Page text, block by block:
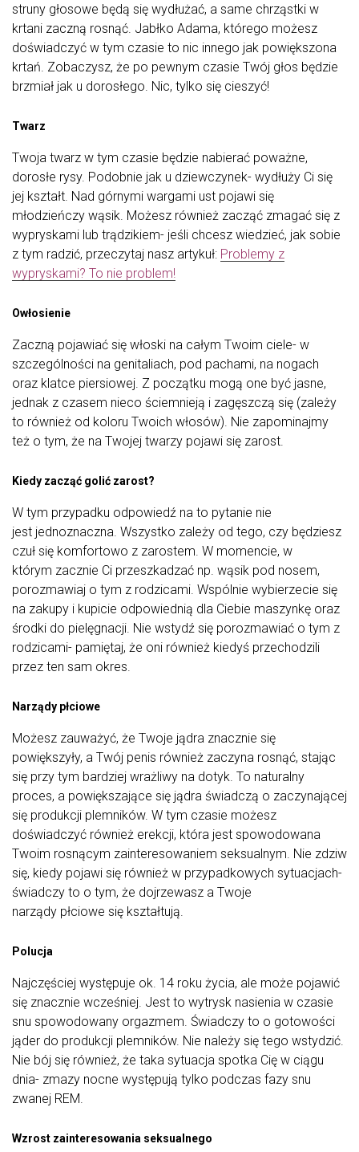
struny głosowe będą się wydłużać, a same chrząstki w
krtani zaczną rosnąć. Jabłko Adama, którego możesz
doświadczyć w tym czasie to nic innego jak powiększona
krtań. Zobaczysz, że po pewnym czasie Twój głos będzie
brzmiał jak u dorosłego. Nic, tylko się cieszyć!
Twarz
Twoja twarz w tym czasie będzie nabierać poważne,
dorosłe rysy. Podobnie jak u dziewczynek- wydłuży Ci się
jej kształt. Nad górnymi wargami ust pojawi się
młodzieńczy wąsik. Możesz również zacząć zmagać się z
wypryskami lub trądzikiem- jeśli chcesz wiedzieć, jak sobie
z tym radzić, przeczytaj nasz artykuł: Problemy z
wypryskami? To nie problem!
Owłosienie
Zaczną pojawiać się włoski na całym Twoim ciele- w
szczególności na genitaliach, pod pachami, na nogach
oraz klatce piersiowej. Z początku mogą one być jasne,
jednak z czasem nieco ściemnieją i zagęszczą się (zależy
to również od koloru Twoich włosów). Nie zapominajmy
też o tym, że na Twojej twarzy pojawi się zarost.
Kiedy zacząć golić zarost?
W tym przypadku odpowiedź na to pytanie nie
jest jednoznaczna. Wszystko zależy od tego, czy będziesz
czuł się komfortowo z zarostem. W momencie, w
którym zacznie Ci przeszkadzać np. wąsik pod nosem,
porozmawiaj o tym z rodzicami. Wspólnie wybierzecie się
na zakupy i kupicie odpowiednią dla Ciebie maszynkę oraz
środki do pielęgnacji. Nie wstydź się porozmawiać o tym z
rodzicami- pamiętaj, że oni również kiedyś przechodzili
przez ten sam okres.
Narządy płciowe
Możesz zauważyć, że Twoje jądra znacznie się
powiększyły, a Twój penis również zaczyna rosnąć, stając
się przy tym bardziej wrażliwy na dotyk. To naturalny
proces, a powiększające się jądra świadczą o zaczynającej
się produkcji plemników. W tym czasie możesz
doświadczyć również erekcji, która jest spowodowana
Twoim rosnącym zainteresowaniem seksualnym. Nie zdziw
się, kiedy pojawi się również w przypadkowych sytuacjach-
świadczy to o tym, że dojrzewasz a Twoje
narządy płciowe się kształtują.
Polucja
Najczęściej występuje ok. 14 roku życia, ale może pojawić
się znacznie wcześniej. Jest to wytrysk nasienia w czasie
snu spowodowany orgazmem. Świadczy to o gotowości
jąder do produkcji plemników. Nie należy się tego wstydzić.
Nie bój się również, że taka sytuacja spotka Cię w ciągu
dnia- zmazy nocne występują tylko podczas fazy snu
zwanej REM.
Wzrost zainteresowania seksualnego